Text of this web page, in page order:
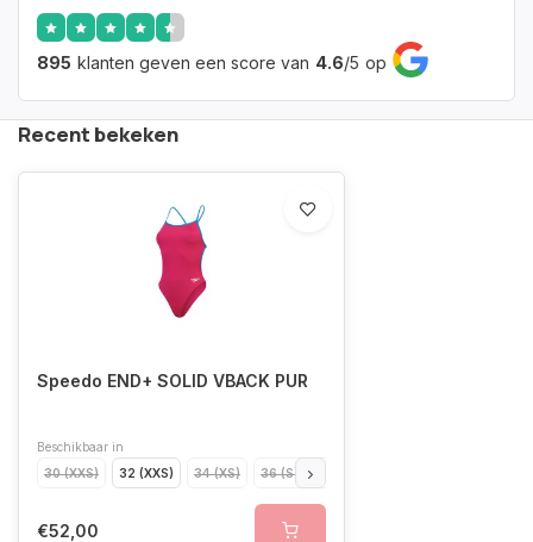
895 klanten geven een score van 4.6/5 op
Recent bekeken
Speedo END+ SOLID VBACK PUR
Beschikbaar in
30 (XXS)
32 (XXS) 34 (XS) 36 (S)
€52,00